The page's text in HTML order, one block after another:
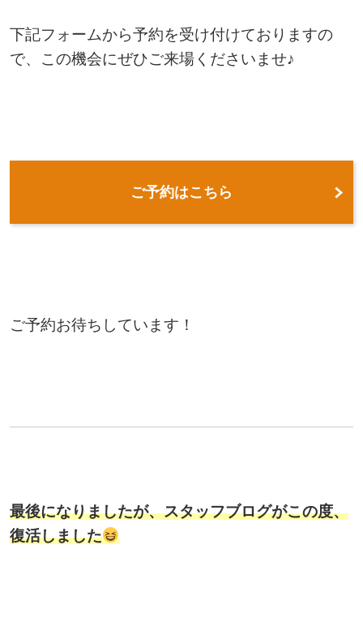
下記フォームから予約を受け付けておりますの
で、この機会にぜひご来場くださいませ♪
ご予約はこちら
ご予約お待ちしています！
最後になりましたが、スタッフブログがこの度、
復活しました